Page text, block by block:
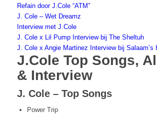
Refain door J.Cole “ATM”
J. Cole – Wet Dreamz
Interview met J.Cole
J. Cole x Lil Pump Interview bij The Sheltuh
J. Cole x Angie Martinez Interview bij Salaam’s
J.Cole Top Songs,
& Interview
J. Cole – Top Songs
Power Trip